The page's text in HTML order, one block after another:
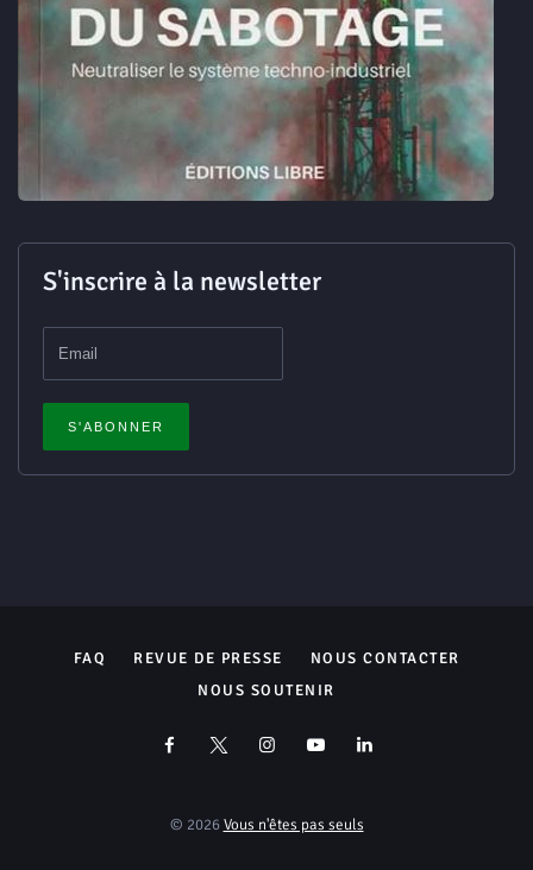
S'inscrire à la newsletter
FAQ REVUE DE PRESSE
NOUS CONTACTER
NOUS SOUTENIR
© 2026Vous n'êtes pas seuls